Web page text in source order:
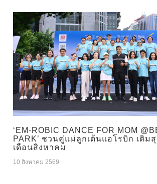
‘EM-ROBIC DANCE FOR MOM
PARK’ ชวนคู่แม่ลูกเต้นแอโรบิก เติม
เดือนสิงหาคม
10 สิงหาคม 2569